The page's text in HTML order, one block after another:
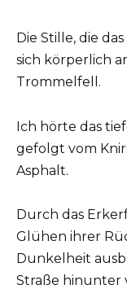
Die Stille, die
sich körperlich
Trommelfell.
Ich hörte das
gefolgt vom
Asphalt.
Durch das
Glühen ihrer
Dunkelheit
Straße hinunter